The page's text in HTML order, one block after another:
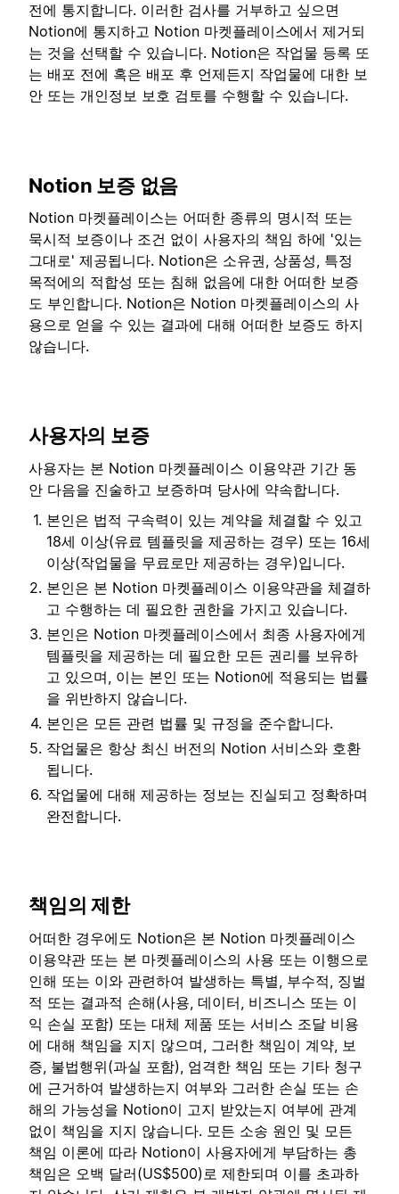
전에 통지합니다. 이러한 검사를 거부하고 싶으면
Notion에 통지하고 Notion 마켓플레이스에서 제거되
는 것을 선택할 수 있습니다. Notion은 작업물 등록 또
는 배포 전에 혹은 배포 후 언제든지 작업물에 대한 보
안 또는 개인정보 보호 검토를 수행할 수 있습니다.
Notion 보증 없음
Notion 마켓플레이스는 어떠한 종류의 명시적 또는
묵시적 보증이나 조건 없이 사용자의 책임 하에 '있는
그대로' 제공됩니다. Notion은 소유권, 상품성, 특정
목적에의 적합성 또는 침해 없음에 대한 어떠한 보증
도 부인합니다. Notion은 Notion 마켓플레이스의 사
용으로 얻을 수 있는 결과에 대해 어떠한 보증도 하지
않습니다.
사용자의 보증
사용자는 본 Notion 마켓플레이스 이용약관 기간 동
안 다음을 진술하고 보증하며 당사에 약속합니다.
본인은 법적 구속력이 있는 계약을 체결할 수 있고
18세 이상(유료 템플릿을 제공하는 경우) 또는 16세
이상(작업물을 무료로만 제공하는 경우)입니다.
본인은 본 Notion 마켓플레이스 이용약관을 체결하
고 수행하는 데 필요한 권한을 가지고 있습니다.
본인은 Notion 마켓플레이스에서 최종 사용자에게
템플릿을 제공하는 데 필요한 모든 권리를 보유하
고 있으며, 이는 본인 또는 Notion에 적용되는 법률
을 위반하지 않습니다.
본인은 모든 관련 법률 및 규정을 준수합니다.
작업물은 항상 최신 버전의 Notion 서비스와 호환
됩니다.
작업물에 대해 제공하는 정보는 진실되고 정확하며
완전합니다.
책임의 제한
어떠한 경우에도 Notion은 본 Notion 마켓플레이스
이용약관 또는 본 마켓플레이스의 사용 또는 이행으로
인해 또는 이와 관련하여 발생하는 특별, 부수적, 징벌
적 또는 결과적 손해(사용, 데이터, 비즈니스 또는 이
익 손실 포함) 또는 대체 제품 또는 서비스 조달 비용
에 대해 책임을 지지 않으며, 그러한 책임이 계약, 보
증, 불법행위(과실 포함), 엄격한 책임 또는 기타 청구
에 근거하여 발생하는지 여부와 그러한 손실 또는 손
해의 가능성을 Notion이 고지 받았는지 여부에 관계
없이 책임을 지지 않습니다. 모든 소송 원인 및 모든
책임 이론에 따라 Notion이 사용자에게 부담하는 총
책임은 오백 달러(US$500)로 제한되며 이를 초과하